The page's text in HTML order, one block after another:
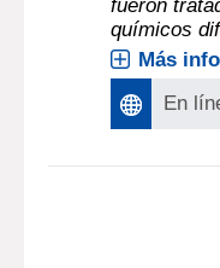
fueron
químicos
Más
En